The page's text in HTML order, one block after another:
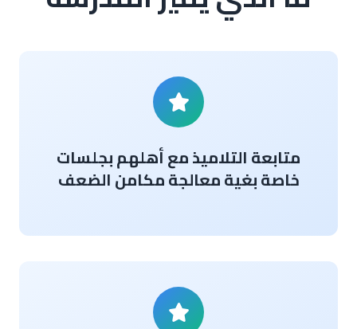
متابعة التلاميذ مع أهلهم بجلسات
خاصة بغية معالجة مكامن الضعف